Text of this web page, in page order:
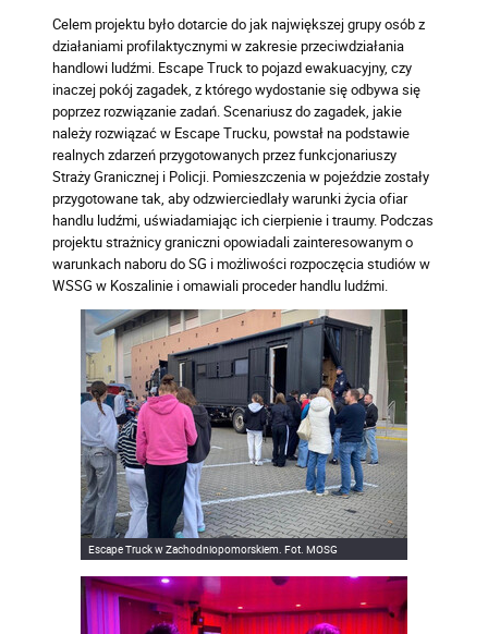
Celem projektu było dotarcie do jak największej grupy osób z
działaniami profilaktycznymi w zakresie przeciwdziałania
handlowi ludźmi. Escape Truck to pojazd ewakuacyjny, czy
inaczej pokój zagadek, z którego wydostanie się odbywa się
poprzez rozwiązanie zadań. Scenariusz do zagadek, jakie
należy rozwiązać w Escape Trucku, powstał na podstawie
realnych zdarzeń przygotowanych przez funkcjonariuszy
Straży Granicznej i Policji. Pomieszczenia w pojeździe zostały
przygotowane tak, aby odzwierciedlały warunki życia ofiar
handlu ludźmi, uświadamiając ich cierpienie i traumy. Podczas
projektu strażnicy graniczni opowiadali zainteresowanym o
warunkach naboru do SG i możliwości rozpoczęcia studiów w
WSSG w Koszalinie i omawiali proceder handlu ludźmi.
Escape Truck w Zachodniopomorskiem. Fot. MOSG